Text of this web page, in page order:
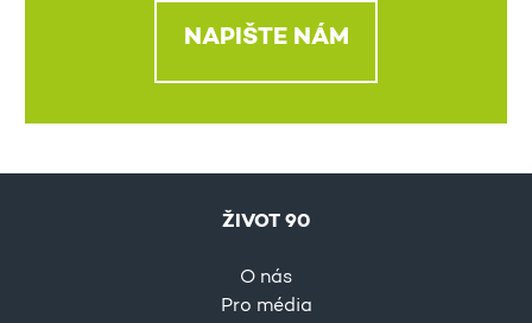
NAPIŠTE NÁM
ŽIVOT 90
O nás
Pro média